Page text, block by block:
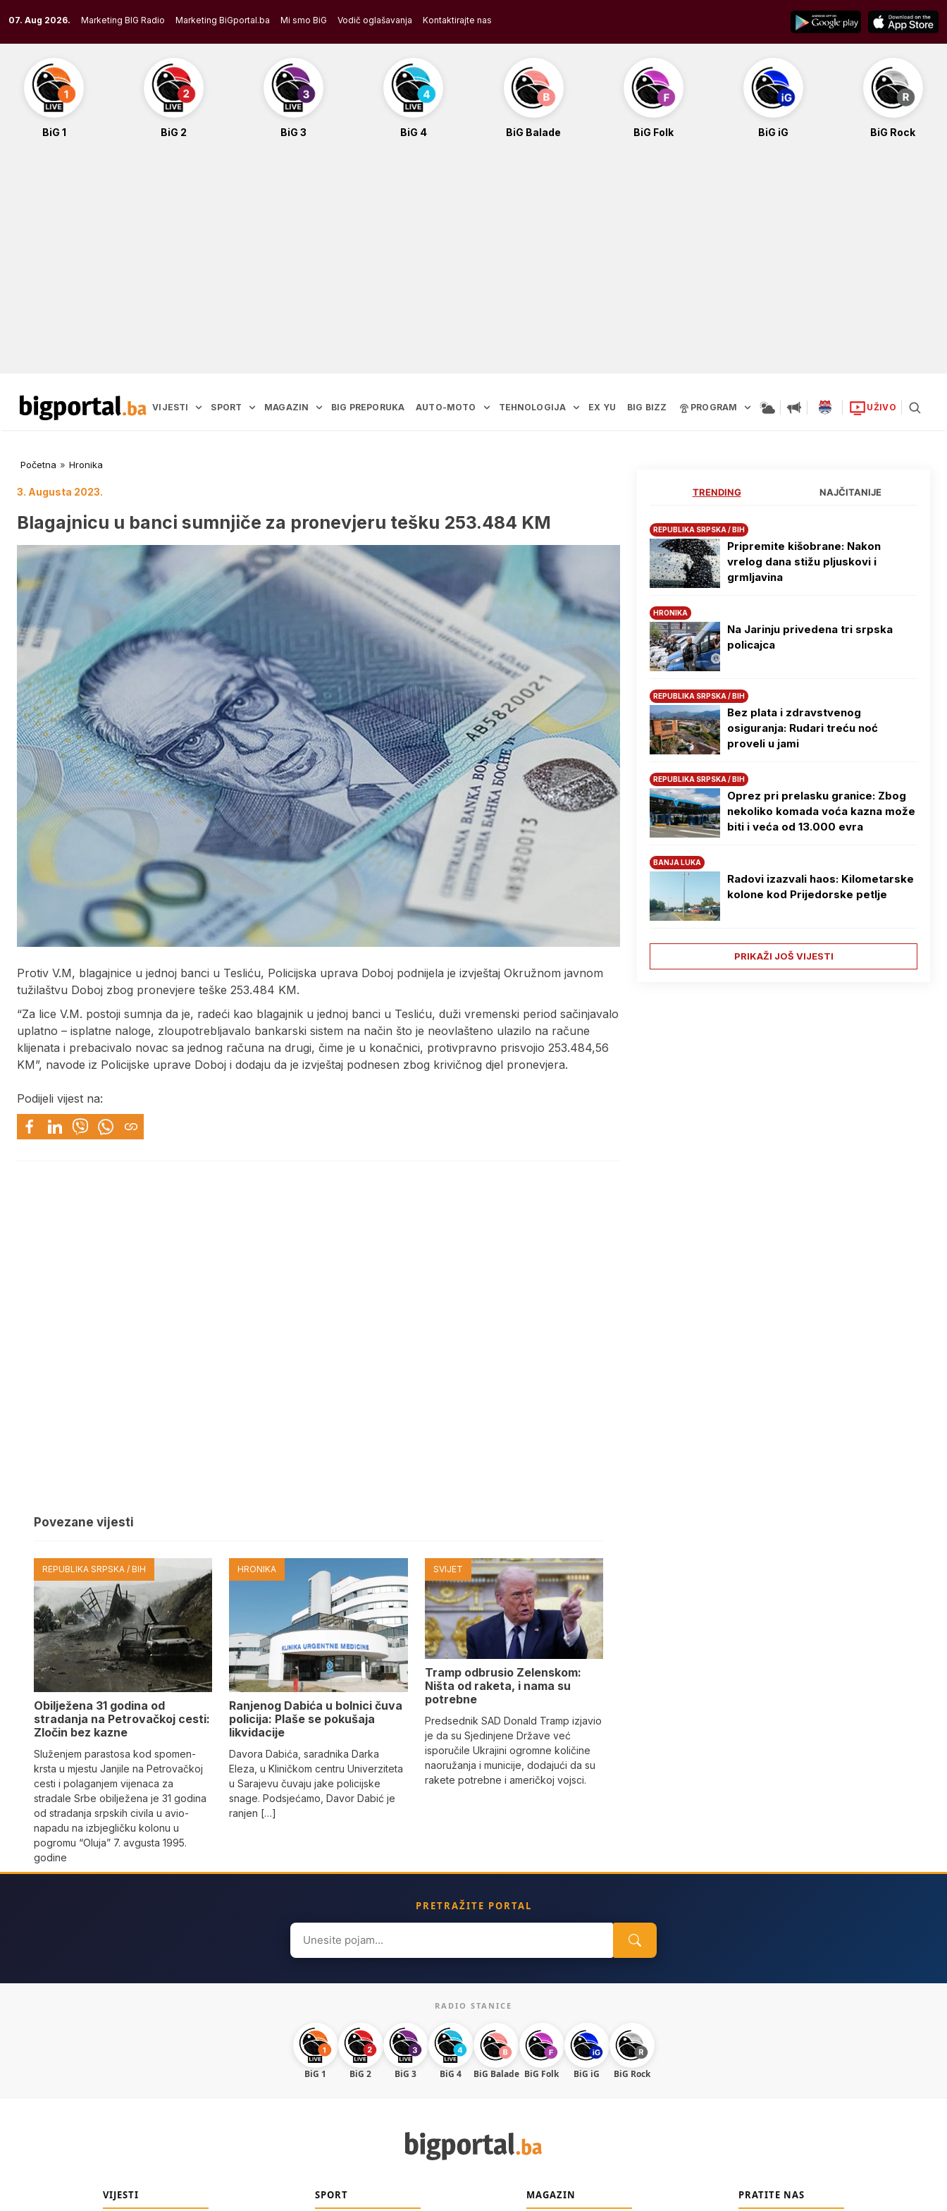
to
content
07. Aug 2026. Marketing BIG Radio Marketing BiGportal.ba Mi smo BiG Vodič oglašavanja Kontaktirajte nas
BiG 1 BiG 2 BiG 3 BiG 4 BiG Balade BiG Folk BiG iG BiG Rock
VIJESTI SPORT MAGAZIN BIG PREPORUKA AUTO-MOTO TEHNOLOGIJA EX YU BIG BIZZ PROGRAM UŽIVO
Početna » Hronika
3. Augusta 2023.
Blagajnicu u banci sumnjiče za pronevjeru tešku 253.484 KM
Protiv V.M, blagajnice u jednoj banci u Tesliću, Policijska uprava Doboj podnijela je izvještaj Okružnom javnom
tužilaštvu Doboj zbog pronevjere teške 253.484 KM.
“Za lice V.M. postoji sumnja da je, radeći kao blagajnik u jednoj banci u Tesliću, duži vremenski period sačinjavalo
uplatno – isplatne naloge, zloupotrebljavalo bankarski sistem na način što je neovlašteno ulazilo na račune
klijenata i prebacivalo novac sa jednog računa na drugi, čime je u konačnici, protivpravno prisvojio 253.484,56
KM”, navode iz Policijske uprave Doboj i dodaju da je izvještaj podnesen zbog krivičnog djel pronevjera.
Podijeli vijest na:
Povezane vijesti
REPUBLIKA SRPSKA / BIH
Obilježena 31 godina od
stradanja na Petrovačkoj cesti:
Zločin bez kazne
Služenjem parastosa kod spomen-
krsta u mjestu Janjile na Petrovačkoj
cesti i polaganjem vijenaca za
stradale Srbe obilježena je 31 godina
od stradanja srpskih civila u avio-
napadu na izbjegličku kolonu u
pogromu “Oluja” 7. avgusta 1995.
godine
HRONIKA
Ranjenog Dabića u bolnici čuva
policija: Plaše se pokušaja
likvidacije
Davora Dabića, saradnika Darka
Eleza, u Kliničkom centru Univerziteta
u Sarajevu čuvaju jake policijske
snage. Podsjećamo, Davor Dabić je
ranjen […]
SVIJET
Tramp odbrusio Zelenskom:
Ništa od raketa, i nama su
potrebne
Predsednik SAD Donald Tramp izjavio
je da su Sjedinjene Države već
isporučile Ukrajini ogromne količine
naoružanja i municije, dodajući da su
rakete potrebne i američkoj vojsci.
TRENDING NAJČITANIJE
REPUBLIKA SRPSKA / BIH
Pripremite kišobrane: Nakon
vrelog dana stižu pljuskovi i
grmljavina
HRONIKA
Na Јarinju privedena tri srpska
policajca
REPUBLIKA SRPSKA / BIH
Bez plata i zdravstvenog
osiguranja: Rudari treću noć
proveli u jami
REPUBLIKA SRPSKA / BIH
Oprez pri prelasku granice: Zbog
nekoliko komada voća kazna može
biti i veća od 13.000 evra
BANJA LUKA
Radovi izazvali haos: Kilometarske
kolone kod Prijedorske petlje
PRIKAŽI JOŠ VIJESTI
PRETRAŽITE PORTAL
Search
for:
RADIO STANICE
BiG 1 BiG 2 BiG 3 BiG 4 BiG Balade BiG Folk BiG iG BiG Rock
VIJESTI SPORT MAGAZIN PRATITE NAS